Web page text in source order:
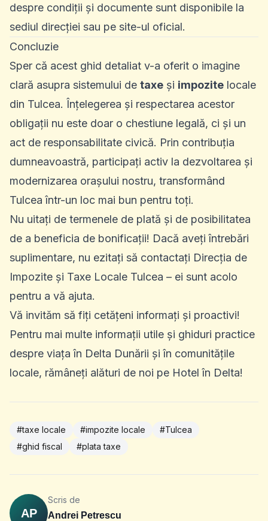
despre condiții și documente sunt disponibile la
sediul direcției sau pe site-ul oficial.
Concluzie
Sper că acest ghid detaliat v-a oferit o imagine
clară asupra sistemului de taxe și impozite locale
din Tulcea. Înțelegerea și respectarea acestor
obligații nu este doar o chestiune legală, ci și un
act de responsabilitate civică. Prin contribuția
dumneavoastră, participați activ la dezvoltarea și
modernizarea orașului nostru, transformând
Tulcea într-un loc mai bun pentru toți.
Nu uitați de termenele de plată și de posibilitatea
de a beneficia de bonificații! Dacă aveți întrebări
suplimentare, nu ezitați să contactați Direcția de
Impozite și Taxe Locale Tulcea – ei sunt acolo
pentru a vă ajuta.
Vă invităm să fiți cetățeni informați și proactivi!
Pentru mai multe informații utile și ghiduri practice
despre viața în Delta Dunării și în comunitățile
locale, rămâneți alături de noi pe Hotel în Delta!
#taxe locale #impozite locale
#Tulcea
#ghid fiscal
#plata taxe
AP
Scris de
Andrei Petrescu